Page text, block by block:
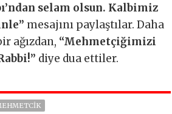
selam olsun. Kalbimiz
mesajını paylaştılar. Daha
ağızdan, “Mehmetçiğimizi
diye dua ettiler.